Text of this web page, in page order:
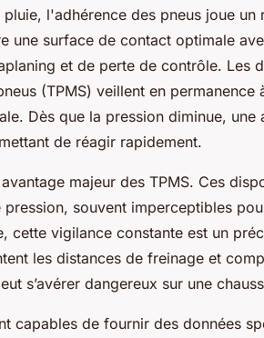
l'adhérence des pneus joue un
une surface de contact optimale
et de perte de contrôle. Les
(TPMS) veillent en permanence
Dès que la pression diminue, une
de réagir rapidement.
majeur des TPMS. Ces
souvent imperceptibles
cette vigilance constante est un
les distances de freinage et
s’avérer dangereux sur une
capables de fournir des données